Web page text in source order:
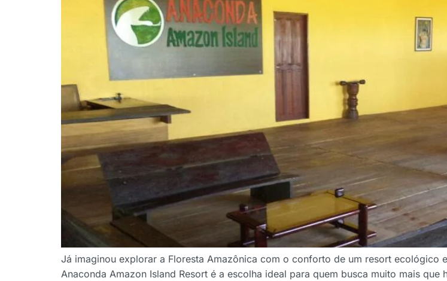
Já imaginou explorar a Floresta Amazônica com o conforto de um resort ecológico
Anaconda Amazon Island Resort é a escolha ideal para quem busca muito mais